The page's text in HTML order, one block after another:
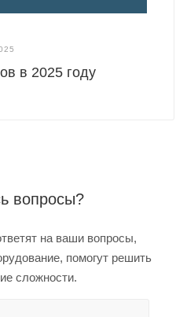
в 2025 году
вопросы?
на ваши вопросы,
помогут решить
сложности.